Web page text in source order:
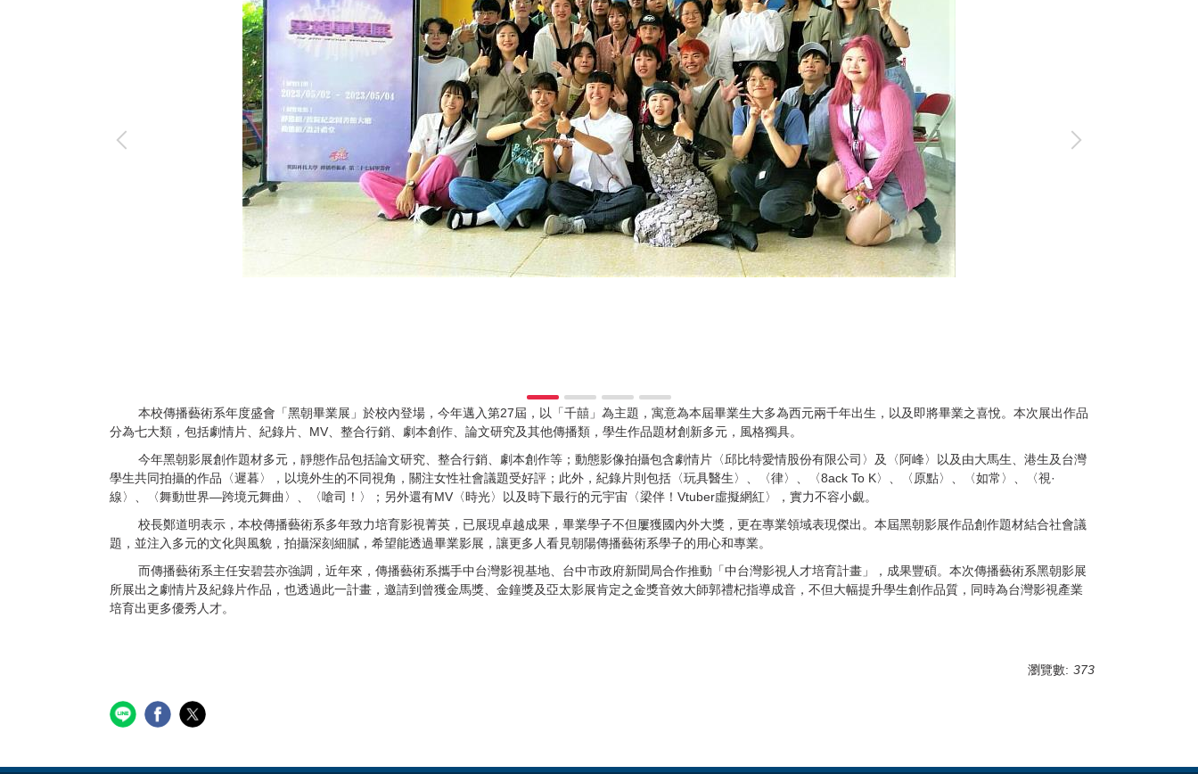
本校傳播藝術系年度盛會「黑朝畢業展」於校內登場，今年邁入第27屆，以「千囍」為主題，寓意為本屆畢業生大多為西元兩千年出生，以及即將畢業之喜悅。本次展出作品
分為七大類，包括劇情片、紀錄片、MV、整合行銷、劇本創作、論文研究及其他傳播類，學生作品題材創新多元，風格獨具。
今年黑朝影展創作題材多元，靜態作品包括論文研究、整合行銷、劇本創作等；動態影像拍攝包含劇情片〈邱比特愛情股份有限公司〉及〈阿峰〉以及由大馬生、港生及台灣
學生共同拍攝的作品〈遲暮〉，以境外生的不同視角，關注女性社會議題受好評；此外，紀錄片則包括〈玩具醫生〉、〈律〉、〈8ack To K〉、〈原點〉、〈如常〉、〈視·
線〉、〈舞動世界—跨境元舞曲〉、〈嗆司！〉；另外還有MV〈時光〉以及時下最行的元宇宙〈梁伴！Vtuber虛擬網紅〉，實力不容小覷。
校長鄭道明表示，本校傳播藝術系多年致力培育影視菁英，已展現卓越成果，畢業學子不但屢獲國內外大獎，更在專業領域表現傑出。本屆黑朝影展作品創作題材結合社會議
題，並注入多元的文化與風貌，拍攝深刻細膩，希望能透過畢業影展，讓更多人看見朝陽傳播藝術系學子的用心和專業。
而傳播藝術系主任安碧芸亦強調，近年來，傳播藝術系攜手中台灣影視基地、台中市政府新聞局合作推動「中台灣影視人才培育計畫」，成果豐碩。本次傳播藝術系黑朝影展
所展出之劇情片及紀錄片作品，也透過此一計畫，邀請到曾獲金馬獎、金鐘獎及亞太影展肯定之金獎音效大師郭禮杞指導成音，不但大幅提升學生創作品質，同時為台灣影視產業
培育出更多優秀人才。
瀏覽數: 373